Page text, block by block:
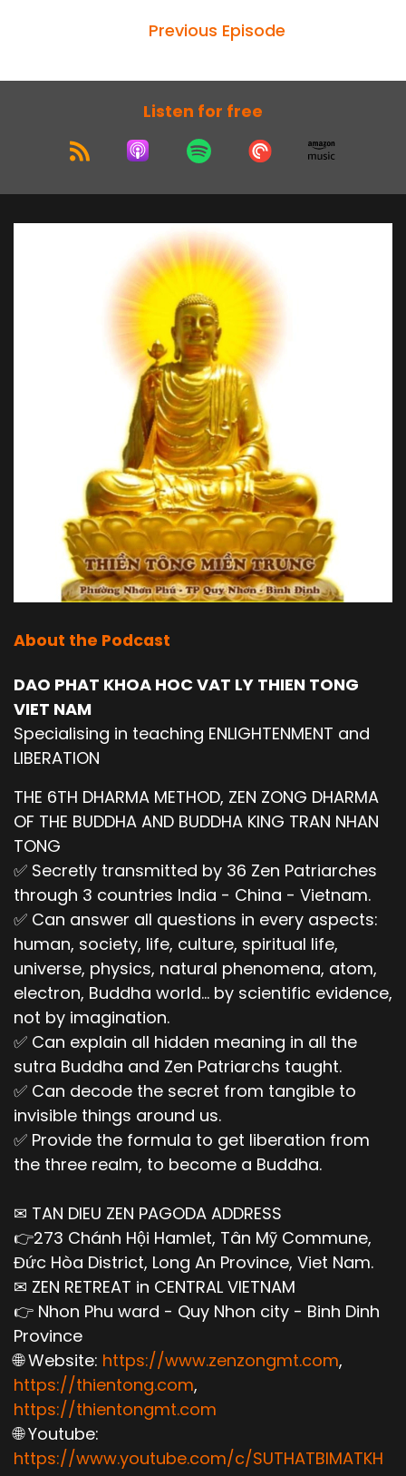
Previous Episode
Listen for free
About the Podcast
DAO PHAT KHOA HOC VAT LY THIEN TONG
VIET NAM
Specialising in teaching ENLIGHTENMENT and
LIBERATION
THE 6TH DHARMA METHOD, ZEN ZONG DHARMA
OF THE BUDDHA AND BUDDHA KING TRAN NHAN
TONG
✅ Secretly transmitted by 36 Zen Patriarches
through 3 countries India - China - Vietnam.
✅ Can answer all questions in every aspects:
human, society, life, culture, spiritual life,
universe, physics, natural phenomena, atom,
electron, Buddha world... by scientific evidence,
not by imagination.
✅ Can explain all hidden meaning in all the
sutra Buddha and Zen Patriarchs taught.
✅ Can decode the secret from tangible to
invisible things around us.
✅ Provide the formula to get liberation from
the three realm, to become a Buddha.
✉ TAN DIEU ZEN PAGODA ADDRESS
👉273 Chánh Hội Hamlet, Tân Mỹ Commune,
Đức Hòa District, Long An Province, Viet Nam.
✉ ZEN RETREAT in CENTRAL VIETNAM
👉 Nhon Phu ward - Quy Nhon city - Binh Dinh
Province
🌐 Website: https://www.zenzongmt.com,
https://thientong.com,
https://thientongmt.com
🌐 Youtube:
https://www.youtube.com/c/SUTHATBIMATKH